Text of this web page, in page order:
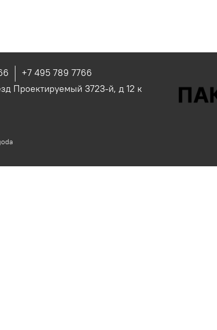
+7 495 789 7766
Проектируемый 3723-й, д 12 к